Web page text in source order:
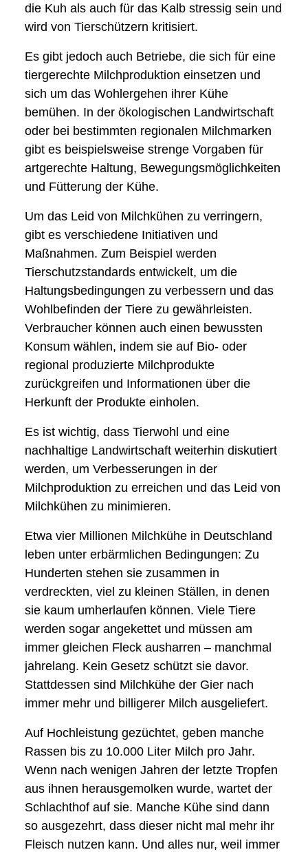
die Kuh als auch für das Kalb stressig sein und
wird von Tierschützern kritisiert.
Es gibt jedoch auch Betriebe, die sich für eine
tiergerechte Milchproduktion einsetzen und
sich um das Wohlergehen ihrer Kühe
bemühen. In der ökologischen Landwirtschaft
oder bei bestimmten regionalen Milchmarken
gibt es beispielsweise strenge Vorgaben für
artgerechte Haltung, Bewegungsmöglichkeiten
und Fütterung der Kühe.
Um das Leid von Milchkühen zu verringern,
gibt es verschiedene Initiativen und
Maßnahmen. Zum Beispiel werden
Tierschutzstandards entwickelt, um die
Haltungsbedingungen zu verbessern und das
Wohlbefinden der Tiere zu gewährleisten.
Verbraucher können auch einen bewussten
Konsum wählen, indem sie auf Bio- oder
regional produzierte Milchprodukte
zurückgreifen und Informationen über die
Herkunft der Produkte einholen.
Es ist wichtig, dass Tierwohl und eine
nachhaltige Landwirtschaft weiterhin diskutiert
werden, um Verbesserungen in der
Milchproduktion zu erreichen und das Leid von
Milchkühen zu minimieren.
Etwa vier Millionen Milchkühe in Deutschland
leben unter erbärmlichen Bedingungen: Zu
Hunderten stehen sie zusammen in
verdreckten, viel zu kleinen Ställen, in denen
sie kaum umherlaufen können. Viele Tiere
werden sogar angekettet und müssen am
immer gleichen Fleck ausharren – manchmal
jahrelang. Kein Gesetz schützt sie davor.
Stattdessen sind Milchkühe der Gier nach
immer mehr und billigerer Milch ausgeliefert.
Auf Hochleistung gezüchtet, geben manche
Rassen bis zu 10.000 Liter Milch pro Jahr.
Wenn nach wenigen Jahren der letzte Tropfen
aus ihnen herausgemolken wurde, wartet der
Schlachthof auf sie. Manche Kühe sind dann
so ausgezehrt, dass dieser nicht mal mehr ihr
Fleisch nutzen kann. Und alles nur, weil immer